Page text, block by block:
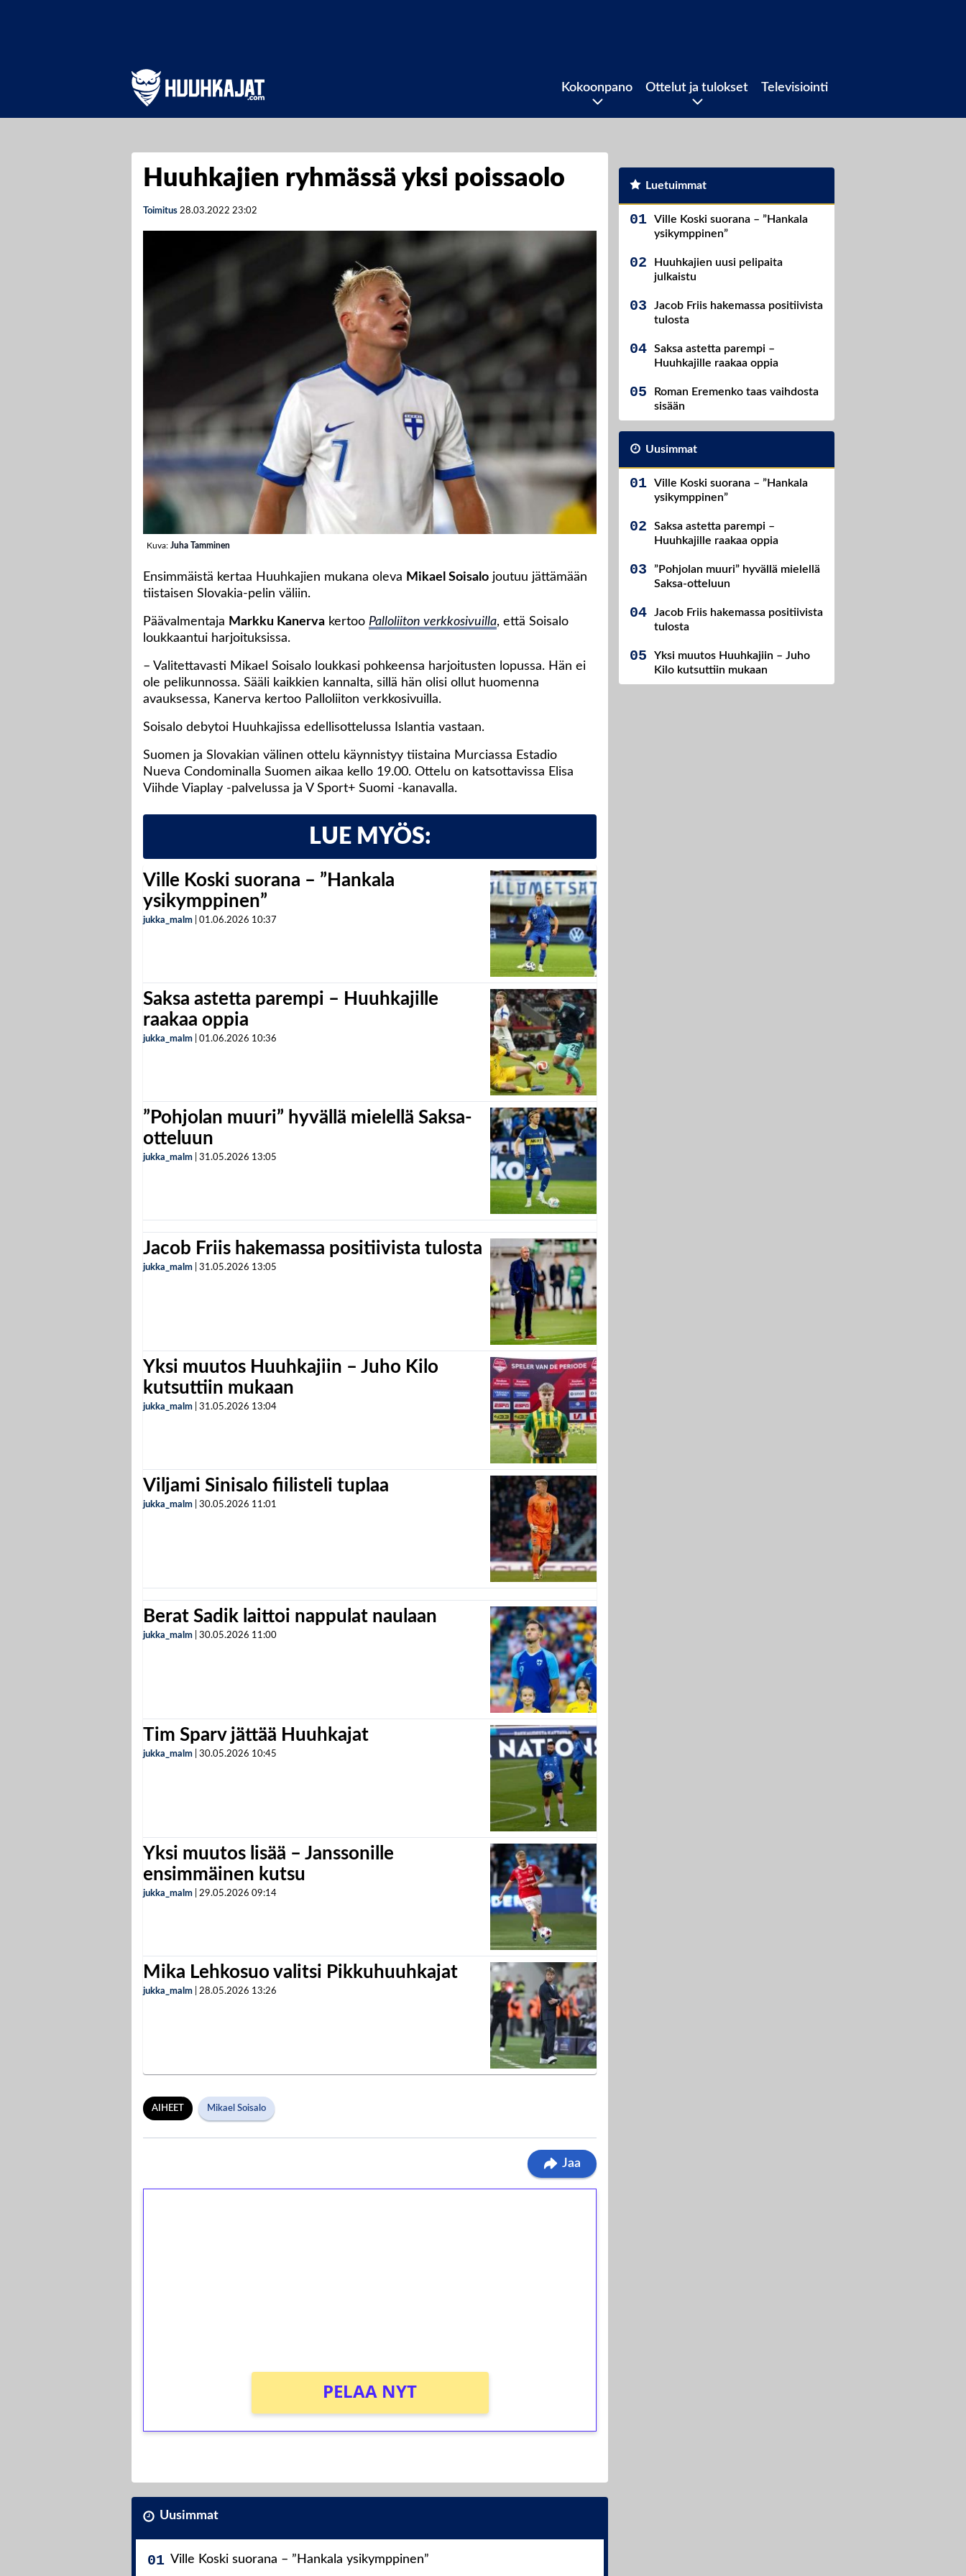
Kokoonpano Ottelut ja tulokset Televisiointi
Huuhkajien ryhmässä yksi poissaolo
Toimitus 28.03.2022 23:02
Kuva: Juha Tamminen
Ensimmäistä kertaa Huuhkajien mukana oleva Mikael Soisalo joutuu jättämään
tiistaisen Slovakia-pelin väliin.
Päävalmentaja Markku Kanerva kertoo Palloliiton verkkosivuilla, että Soisalo
loukkaantui harjoituksissa.
– Valitettavasti Mikael Soisalo loukkasi pohkeensa harjoitusten lopussa. Hän ei
ole pelikunnossa. Sääli kaikkien kannalta, sillä hän olisi ollut huomenna
avauksessa, Kanerva kertoo Palloliiton verkkosivuilla.
Soisalo debytoi Huuhkajissa edellisottelussa Islantia vastaan.
Suomen ja Slovakian välinen ottelu käynnistyy tiistaina Murciassa Estadio
Nueva Condominalla Suomen aikaa kello 19.00. Ottelu on katsottavissa Elisa
Viihde Viaplay -palvelussa ja V Sport+ Suomi -kanavalla.
LUE MYÖS:
Ville Koski suorana – ”Hankala
ysikymppinen”
jukka_malm 01.06.2026 10:37
Saksa astetta parempi – Huuhkajille
raakaa oppia
jukka_malm 01.06.2026 10:36
”Pohjolan muuri” hyvällä mielellä Saksa-
otteluun
jukka_malm 31.05.2026 13:05
Jacob Friis hakemassa positiivista tulosta
jukka_malm 31.05.2026 13:05
Yksi muutos Huuhkajiin – Juho Kilo
kutsuttiin mukaan
jukka_malm 31.05.2026 13:04
Viljami Sinisalo fiilisteli tuplaa
jukka_malm 30.05.2026 11:01
Berat Sadik laittoi nappulat naulaan
jukka_malm 30.05.2026 11:00
Tim Sparv jättää Huuhkajat
jukka_malm 30.05.2026 10:45
Yksi muutos lisää – Janssonille
ensimmäinen kutsu
jukka_malm 29.05.2026 09:14
Mika Lehkosuo valitsi Pikkuhuuhkajat
jukka_malm 28.05.2026 13:26
AIHEET Mikael Soisalo
Jaa
PELAA NYT
Uusimmat
Ville Koski suorana – ”Hankala ysikymppinen”
Luetuimmat
Ville Koski suorana – ”Hankala
ysikymppinen”
Huuhkajien uusi pelipaita
julkaistu
Jacob Friis hakemassa positiivista
tulosta
Saksa astetta parempi –
Huuhkajille raakaa oppia
Roman Eremenko taas vaihdosta
sisään
Uusimmat
Ville Koski suorana – ”Hankala
ysikymppinen”
Saksa astetta parempi –
Huuhkajille raakaa oppia
”Pohjolan muuri” hyvällä mielellä
Saksa-otteluun
Jacob Friis hakemassa positiivista
tulosta
Yksi muutos Huuhkajiin – Juho
Kilo kutsuttiin mukaan